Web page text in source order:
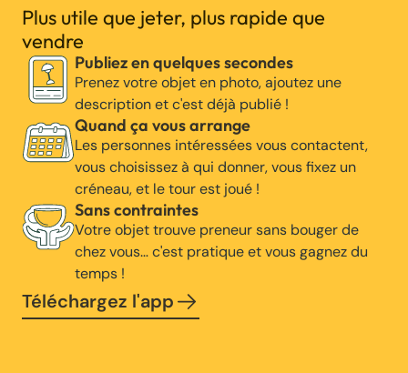
Plus utile que jeter, plus rapide que
vendre
Publiez en quelques secondes
Prenez votre objet en photo, ajoutez une
description et c'est déjà publié !
Quand ça vous arrange
Les personnes intéressées vous contactent,
vous choisissez à qui donner, vous fixez un
créneau, et le tour est joué !
Sans contraintes
Votre objet trouve preneur sans bouger de
chez vous… c'est pratique et vous gagnez du
temps !
Téléchargez l'app